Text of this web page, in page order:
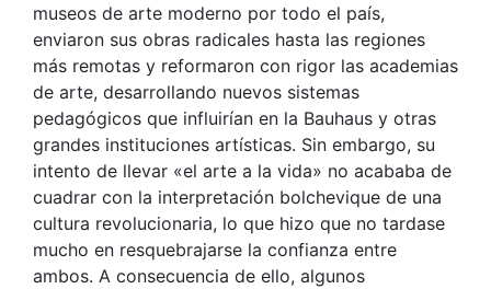
museos de arte moderno por todo el país,
enviaron sus obras radicales hasta las regiones
más remotas y reformaron con rigor las academias
de arte, desarrollando nuevos sistemas
pedagógicos que influirían en la Bauhaus y otras
grandes instituciones artísticas. Sin embargo, su
intento de llevar «el arte a la vida» no acababa de
cuadrar con la interpretación bolchevique de una
cultura revolucionaria, lo que hizo que no tardase
mucho en resquebrajarse la confianza entre
ambos. A consecuencia de ello, algunos